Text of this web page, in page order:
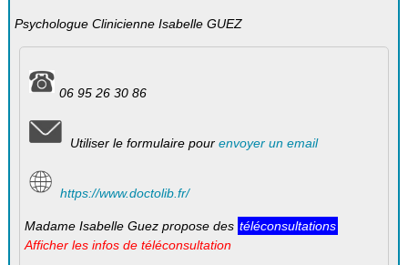
Psychologue Clinicienne Isabelle GUEZ
06 95 26 30 86
Utiliser le formulaire pour envoyer un email
https://www.doctolib.fr/
Madame Isabelle Guez propose des téléconsultations
Afficher les infos de téléconsultation